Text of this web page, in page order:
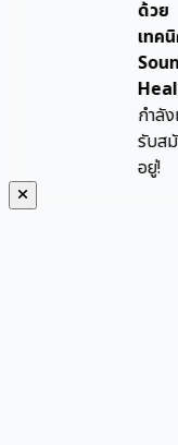
เทคนิค
Sound
Healing”
กำลังเปิด
รับสมัคร